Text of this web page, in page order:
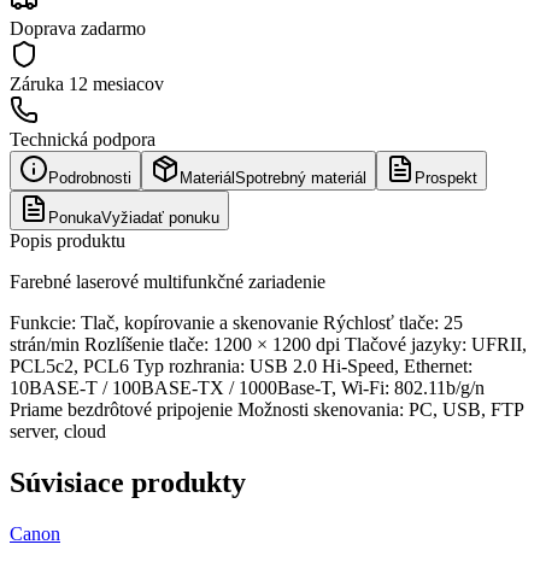
Doprava zadarmo
Záruka 12 mesiacov
Technická podpora
Podrobnosti Materiál Spotrebný materiál Prospekt
PonukaVyžiadať ponuku
Popis produktu
Farebné laserové multifunkčné zariadenie
Funkcie: Tlač, kopírovanie a skenovanie Rýchlosť tlače: 25
strán/min Rozlíšenie tlače: 1200 × 1200 dpi Tlačové jazyky: UFRII,
PCL5c2, PCL6 Typ rozhrania: USB 2.0 Hi-Speed, Ethernet:
10BASE-T / 100BASE-TX / 1000Base-T, Wi-Fi: 802.11b/g/n
Priame bezdrôtové pripojenie Možnosti skenovania: PC, USB, FTP
server, cloud
Súvisiace produkty
Canon